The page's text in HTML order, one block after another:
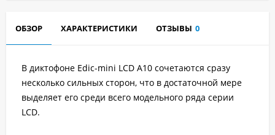
ОБЗОР ХАРАКТЕРИСТИКИ ОТЗЫВЫ 0
В диктофоне Edic-mini LCD A10 сочетаются сразу
несколько сильных сторон, что в достаточной мере
выделяет его среди всего модельного ряда серии
LCD.